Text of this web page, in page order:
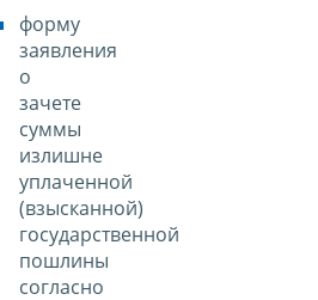
форму
заявления
о
зачете
суммы
излишне
уплаченной
(взысканной)
государственной
пошлины
согласно